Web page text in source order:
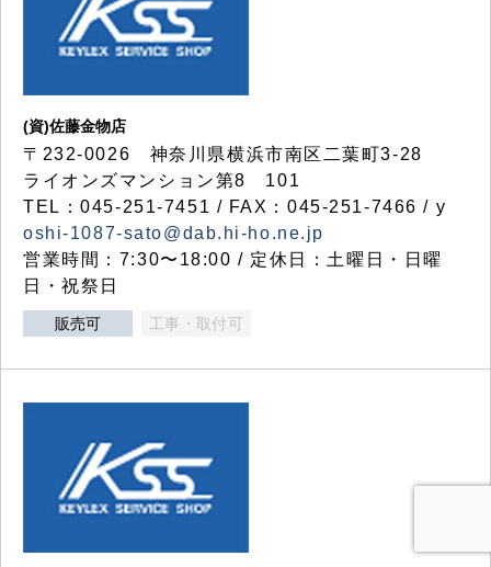
(資)佐藤金物店
〒232-0026 神奈川県横浜市南区二葉町3-28
ライオンズマンション第8 101
TEL：045-251-7451 / FAX：045-251-7466 / y
oshi-1087-sato@dab.hi-ho.ne.jp
営業時間：7:30〜18:00 / 定休日：土曜日・日曜
日・祝祭日
販売可 工事・取付可